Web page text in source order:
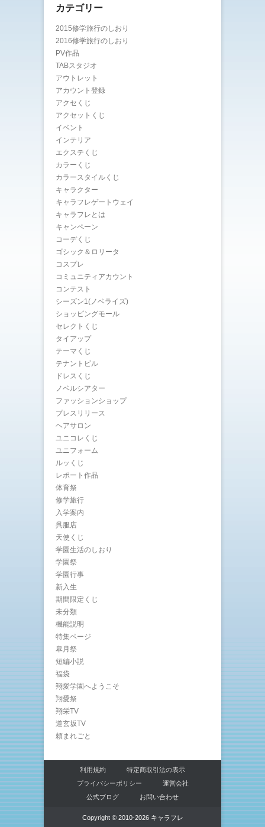
カテゴリー
2015修学旅行のしおり
2016修学旅行のしおり
PV作品
TABスタジオ
アウトレット
アカウント登録
アクセくじ
アクセットくじ
イベント
インテリア
エクステくじ
カラーくじ
カラースタイルくじ
キャラクター
キャラフレゲートウェイ
キャラフレとは
キャンペーン
コーデくじ
ゴシック＆ロリータ
コスプレ
コミュニティアカウント
コンテスト
シーズン1(ノベライズ)
ショッピングモール
セレクトくじ
タイアップ
テーマくじ
テナントビル
ドレスくじ
ノベルシアター
ファッションショップ
プレスリリース
ヘアサロン
ユニコレくじ
ユニフォーム
ルッくじ
レポート作品
体育祭
修学旅行
入学案内
呉服店
天使くじ
学園生活のしおり
学園祭
学園行事
新入生
期間限定くじ
未分類
機能説明
特集ページ
皐月祭
短編小説
福袋
翔愛学園へようこそ
翔愛祭
翔栄TV
道玄坂TV
頼まれごと
利用規約
特定商取引法の表示
プライバシーポリシー
運営会社
公式ブログ
お問い合わせ
Copyright © 2010-2026 キャラフレ